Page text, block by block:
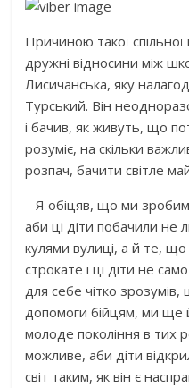
Причиною такої спільної
дружні відносини між
Лисичанська, яку
Турський. Він
і бачив, як живуть, що
розуміє, на скільки
розпач, бачити світле
– Я обіцяв, що ми
аби ці діти побачили не
кулями вулиці, а й те,
строкате і ці діти не
для себе чітко
допомоги бійцям, ми ще
молоде покоління в тих
можливе, аби діти
світ таким, як він є